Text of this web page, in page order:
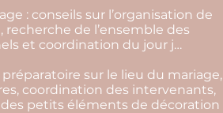
: conseils sur l’organisation de
de l’ensemble des
et coordination du jour j…
sur le lieu du mariage,
coordination des intervenants,
petits éléments de décoration